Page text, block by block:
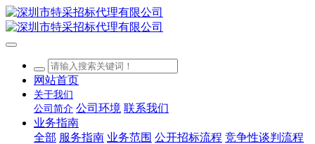
网站首页
关于我们
公司简介 公司环境 联系我们
业务指南
全部 服务指南 业务范围 公开招标流程 竞争性谈判流程